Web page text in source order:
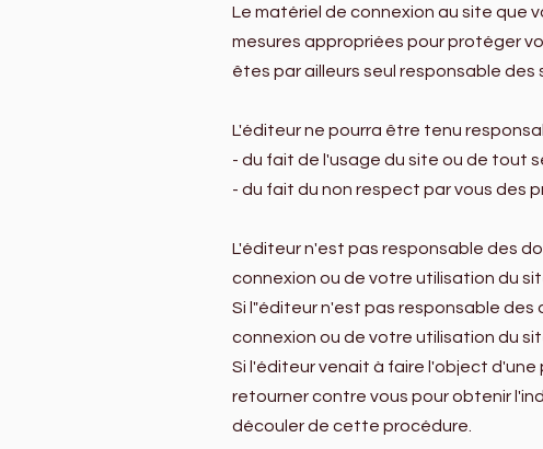
Le matériel de connexion au site que
mesures appropriées pour protéger
êtes par ailleurs seul responsable
L'éditeur ne pourra être tenu
- du fait de l'usage du site ou de tout
- du fait du non respect par vous des
L'éditeur n'est pas responsable des
connexion ou de votre utilisation du
Si l"éditeur n'est pas responsable
connexion ou de votre utilisation du
Si l'éditeur venait à faire l'object d'une
retourner contre vous pour obtenir
découler de cette procédure.